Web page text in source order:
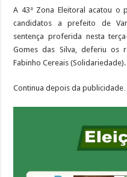
A 43ª Zona Eleitoral acatou
candidatos a prefeito de
sentença proferida nesta
Gomes das Silva, deferiu os
Fabinho Cereais (Solidariedade).
Continua depois da